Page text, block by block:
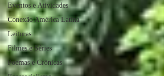
Eventos e Atividades
Conexão América Latina
Leituras
Filmes e Séries
Poemas e Crônicas